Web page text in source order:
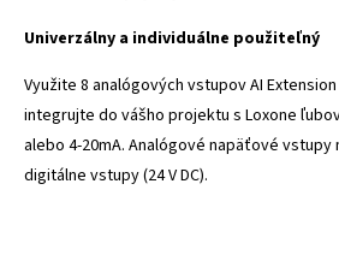
Univerzálny a individuálne použiteľný
Využite 8 analógových vstupov AI
integrujte do vášho projektu s Loxone
alebo 4-20mA. Analógové napäťové
digitálne vstupy (24 V DC).